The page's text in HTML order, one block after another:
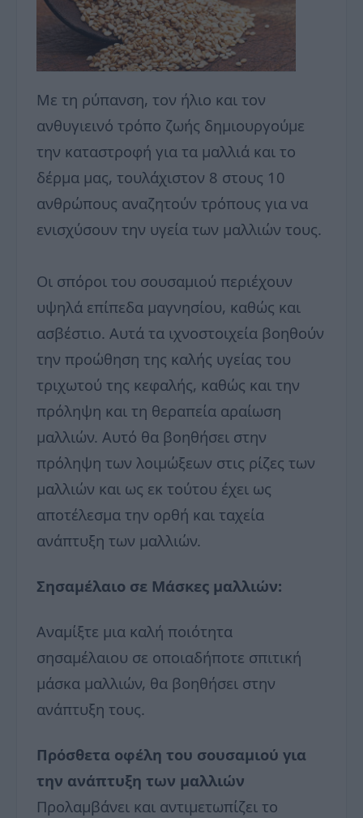
Με τη ρύπανση, τον ήλιο και τον
ανθυγιεινό τρόπο ζωής δημιουργούμε
την καταστροφή για τα μαλλιά και το
δέρμα μας, τουλάχιστον 8 στους 10
ανθρώπους αναζητούν τρόπους για να
ενισχύσουν την υγεία των μαλλιών τους.
Οι σπόροι του σουσαμιού περιέχουν
υψηλά επίπεδα μαγνησίου, καθώς και
ασβέστιο. Αυτά τα ιχνοστοιχεία βοηθούν
την προώθηση της καλής υγείας του
τριχωτού της κεφαλής, καθώς και την
πρόληψη και τη θεραπεία αραίωση
μαλλιών. Αυτό θα βοηθήσει στην
πρόληψη των λοιμώξεων στις ρίζες των
μαλλιών και ως εκ τούτου έχει ως
αποτέλεσμα την ορθή και ταχεία
ανάπτυξη των μαλλιών.
Σησαμέλαιο σε Μάσκες μαλλιών:
Αναμίξτε μια καλή ποιότητα
σησαμέλαιου σε οποιαδήποτε σπιτική
μάσκα μαλλιών, θα βοηθήσει στην
ανάπτυξη τους.
Πρόσθετα οφέλη του σουσαμιού για
την ανάπτυξη των μαλλιών
Προλαμβάνει και αντιμετωπίζει το